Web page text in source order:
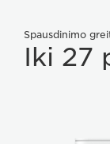
Spausdinimo
Iki 27